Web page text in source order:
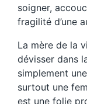
soigner,
fragilité d’une
La mère de la
dévisser dans
simplement
surtout une
est une folie